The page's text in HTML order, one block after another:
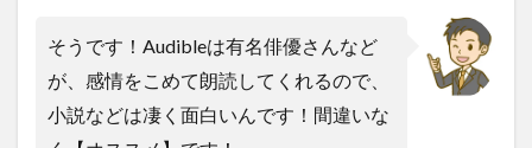
そうです！Audibleは有名俳優さんなど
が、感情をこめて朗読してくれるので、
小説などは凄く面白いんです！間違いな